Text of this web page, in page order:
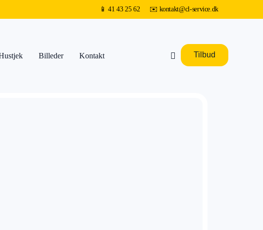
📱41 43 25 62 ✉️ kontakt@cl-service.dk
Billeder Kontakt Tilbud